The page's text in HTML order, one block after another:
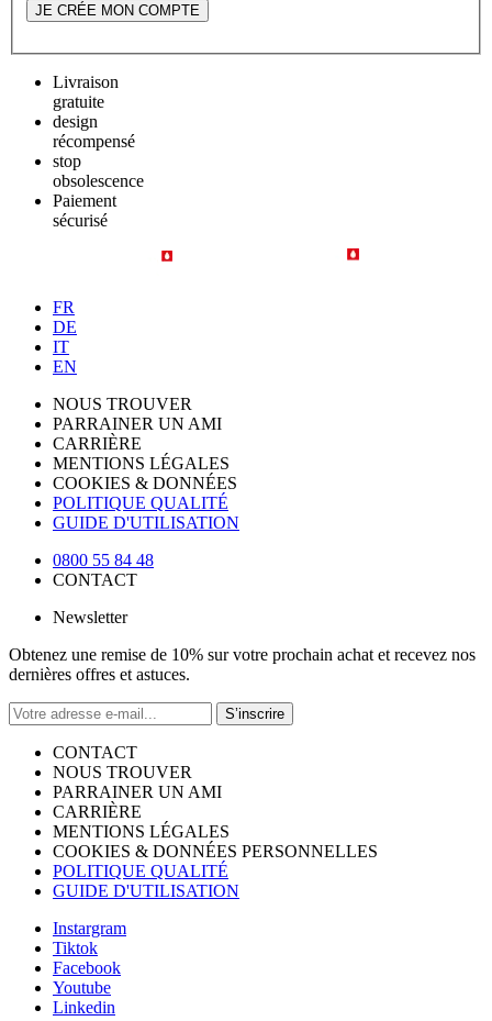
JE CRÉE MON COMPTE
Livraison
gratuite
design
récompensé
stop
obsolescence
Paiement
sécurisé
FR
DE
IT
EN
NOUS TROUVER
PARRAINER UN AMI
CARRIÈRE
MENTIONS LÉGALES
COOKIES & DONNÉES
POLITIQUE QUALITÉ
GUIDE D'UTILISATION
0800 55 84 48
CONTACT
Newsletter
Obtenez une remise de 10% sur votre prochain achat et recevez nos
dernières offres et astuces.
S’inscrire
CONTACT
NOUS TROUVER
PARRAINER UN AMI
CARRIÈRE
MENTIONS LÉGALES
COOKIES & DONNÉES PERSONNELLES
POLITIQUE QUALITÉ
GUIDE D'UTILISATION
Instargram
Tiktok
Facebook
Youtube
Linkedin